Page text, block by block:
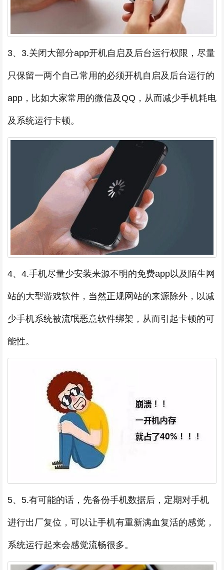
3、3.关闭大部分app开机自启及后台运行权限，尽量
只保留一两个自己常用的必须开机自启及后台运行的
app，比如大家常用的微信及QQ，从而减少手机耗电
及系统运行卡顿。
4、4.手机尽量少安装来源不明的免费app以及陌生网
站的大型游戏软件，当然正规网站的来源除外，以减
少手机系统被流氓恶意软件绑架，从而引起卡顿的可
能性。
5、5.有可能的话，先备份手机数据后，定期对手机
进行出厂复位，可以让手机有重新满血复活的感觉，
系统运行起来会感觉流畅很多。